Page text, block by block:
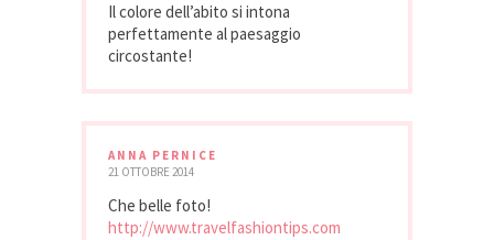
Il colore dell’abito si intona
perfettamente al paesaggio
circostante!
ANNA PERNICE
21 OTTOBRE 2014
Che belle foto!
http://www.travelfashiontips.com